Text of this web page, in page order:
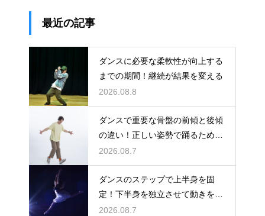
最近の記事
ダンスに必要な柔軟性が向上する
までの期間！継続が結果を変える
2026.08.8
ダンスで重要な骨盤の前傾と後傾
の違い！正しい姿勢で踊るための
鍵
2026.08.7
ダンスのステップで上半身を固
定！下半身を独立させて動きを際
立たせる
2026.08.7